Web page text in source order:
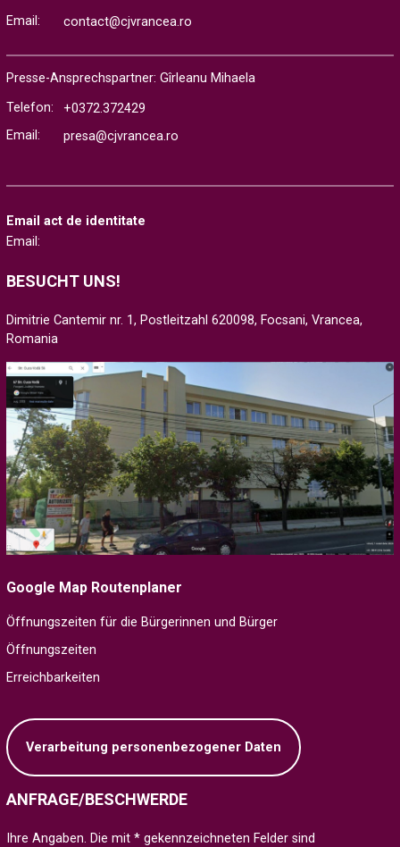
Email: contact@cjvrancea.ro
Presse-Ansprechspartner: Gîrleanu Mihaela
Telefon:
+0372.372429
Email:
presa@cjvrancea.ro
Email act de identitate
Email:
BESUCHT UNS!
Dimitrie Cantemir nr. 1, Postleitzahl 620098, Focsani, Vrancea,
Romania
Google Map Routenplaner
Öffnungszeiten für die Bürgerinnen und Bürger
Öffnungszeiten
Erreichbarkeiten
Verarbeitung personenbezogener Daten
ANFRAGE/BESCHWERDE
Ihre Angaben. Die mit * gekennzeichneten Felder sind